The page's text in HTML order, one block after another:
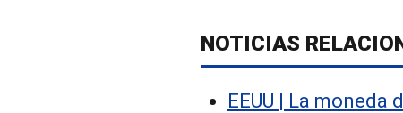
NOTICIAS
EEUU | La moneda